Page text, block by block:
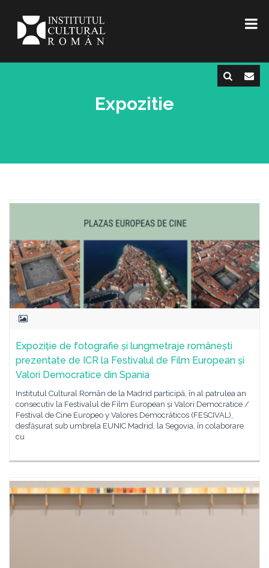
Expozitie
Expoziție de fotografie și lungmetraje românești
prezentate de ICR la Festivalul de Film European și
Valori Democratice din Spania
Institutul Cultural Român de la Madrid participă, în al patrulea an
consecutiv la Festivalul de Film European și Valori Democratice /
Festival de Cine Europeo y Valores Democráticos (FESCIVAL),
desfășurat sub umbrela EUNIC Madrid, la Segovia, în colaborare
cu